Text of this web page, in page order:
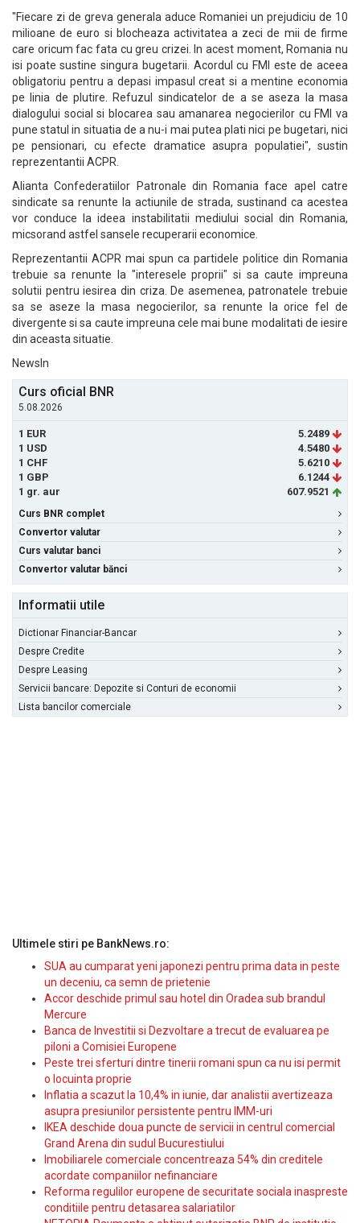
"Fiecare zi de greva generala aduce Romaniei un prejudiciu de 10
milioane de euro si blocheaza activitatea a zeci de mii de firme
care oricum fac fata cu greu crizei. In acest moment, Romania nu
isi poate sustine singura bugetarii. Acordul cu FMI este de aceea
obligatoriu pentru a depasi impasul creat si a mentine economia
pe linia de plutire. Refuzul sindicatelor de a se aseza la masa
dialogului social si blocarea sau amanarea negocierilor cu FMI va
pune statul in situatia de a nu-i mai putea plati nici pe bugetari, nici
pe pensionari, cu efecte dramatice asupra populatiei", sustin
reprezentantii ACPR.
Alianta Confederatiilor Patronale din Romania face apel catre
sindicate sa renunte la actiunile de strada, sustinand ca acestea
vor conduce la ideea instabilitatii mediului social din Romania,
micsorand astfel sansele recuperarii economice.
Reprezentantii ACPR mai spun ca partidele politice din Romania
trebuie sa renunte la "interesele proprii" si sa caute impreuna
solutii pentru iesirea din criza. De asemenea, patronatele trebuie
sa se aseze la masa negocierilor, sa renunte la orice fel de
divergente si sa caute impreuna cele mai bune modalitati de iesire
din aceasta situatie.
NewsIn
Curs oficial BNR
5.08.2026
1 EUR
5.2489
1 USD
4.5480
1 CHF
5.6210
1 GBP
6.1244
1 gr. aur
607.9521
Curs BNR complet
Convertor valutar
Curs valutar banci
Convertor valutar bănci
Informatii utile
Dictionar Financiar-Bancar
Despre Credite
Despre Leasing
Servicii bancare: Depozite si Conturi de economii
Lista bancilor comerciale
Ultimele stiri pe BankNews.ro:
SUA au cumparat yeni japonezi pentru prima data in peste
un deceniu, ca semn de prietenie
Accor deschide primul sau hotel din Oradea sub brandul
Mercure
Banca de Investitii si Dezvoltare a trecut de evaluarea pe
piloni a Comisiei Europene
Peste trei sferturi dintre tinerii romani spun ca nu isi permit
o locuinta proprie
Inflatia a scazut la 10,4% in iunie, dar analistii avertizeaza
asupra presiunilor persistente pentru IMM-uri
IKEA deschide doua puncte de servicii in centrul comercial
Grand Arena din sudul Bucurestiului
Imobiliarele comerciale concentreaza 54% din creditele
acordate companiilor nefinanciare
Reforma regulilor europene de securitate sociala inaspreste
conditiile pentru detasarea salariatilor